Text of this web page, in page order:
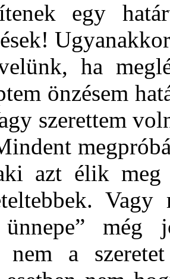
egy
ha
önzésem
szerettem
azt élik
ünnepe”
nem a